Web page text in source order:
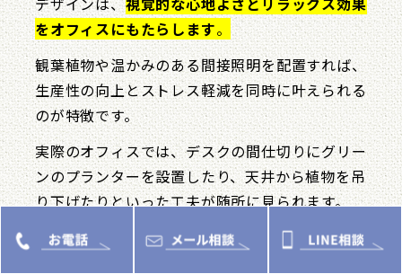
をオフィスにもたらします。
観葉植物や温かみのある間接照明を配置すれば、
生産性の向上とストレス軽減を同時に叶えられる
のが特徴です。
実際のオフィスでは、デスクの間仕切りにグリー
ンのプランターを設置したり、天井から植物を吊
り下げたりといった工夫が随所に見られます。
調光可能なLED照明を組み合わせ、時間帯に応じ